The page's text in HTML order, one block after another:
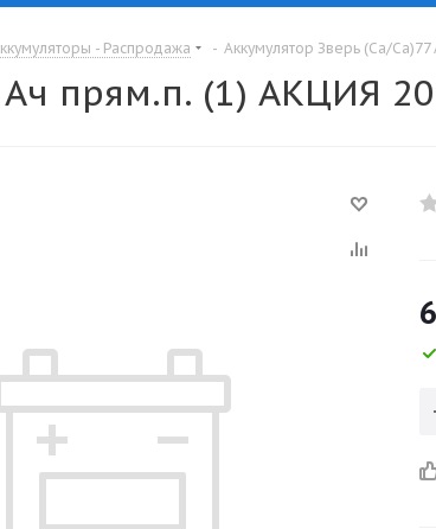
- Распродажа - Аккумулятор Зверь (Ca/
Ач прям.п. (1) АКЦИЯ